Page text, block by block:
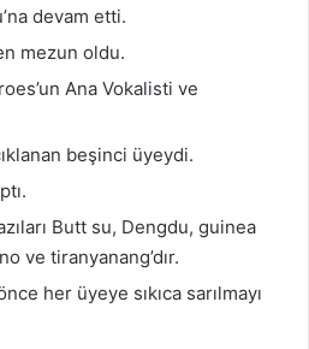
devam etti.
mezun oldu.
Ana Vokalisti ve
beşinci üyeydi.
Butt su, Dengdu, guinea
ve tiranyanang’dır.
her üyeye sıkıca sarılmayı